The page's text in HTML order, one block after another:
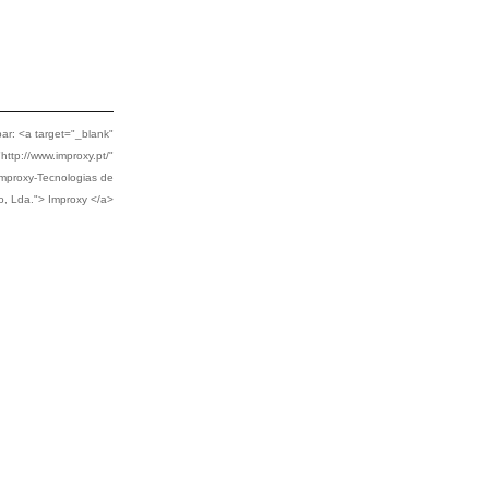
<a target="_blank"
www.improxy.pt/"
Tecnologias de
Lda."> Improxy </a>